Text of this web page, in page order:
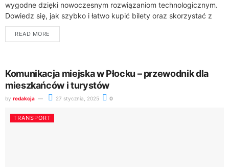
wygodne dzięki nowoczesnym rozwiązaniom technologicznym.
Dowiedz się, jak szybko i łatwo kupić bilety oraz skorzystać z
dostępnych usług transportowych.Koleje Mazowieckie oferują
kompleksowe możliwości...
READ MORE
Komunikacja miejska w Płocku – przewodnik dla
mieszkańców i turystów
by redakcja 27 stycznia, 2025 0
TRANSPORT